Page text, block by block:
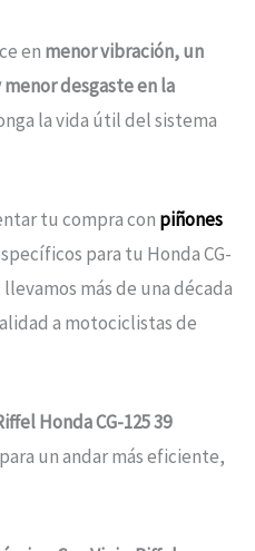
en menor vibración, un
desgaste en la
la vida útil del sistema
tu compra con piñones
para tu Honda CG-
llevamos más de una década
a motociclistas de
Honda CG-125 39
un andar más eficiente,